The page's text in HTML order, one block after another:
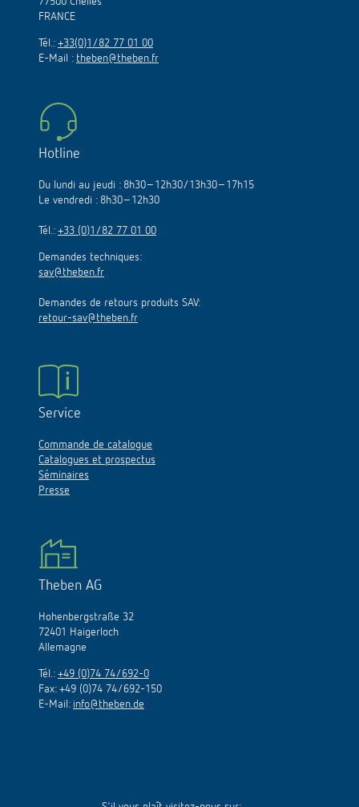
FRANCE
Tél.: +33(0)1/82 77 01 00
E-Mail : theben@theben.fr
Hotline
Du lundi au jeudi : 8h30–12h30/13h30–17h15
Le vendredi : 8h30–12h30
Tél.: +33 (0)1/82 77 01 00
Demandes techniques:
sav@theben.fr
Demandes de retours produits SAV:
retour-sav@theben.fr
Service
Commande de catalogue
Catalogues et prospectus
Séminaires
Presse
Theben AG
Hohenbergstraße 32
72401 Haigerloch
Allemagne
Tél.: +49 (0)74 74/692-0
Fax: +49 (0)74 74/692-150
E-Mail: info@theben.de